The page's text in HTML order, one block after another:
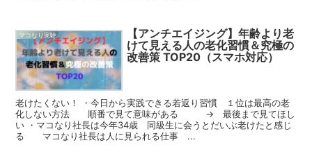
マコなり実験
【アンチエイジング】年齢より老
けて見える人の老化習慣＆究極の
改善策 TOP20（スマホ対応）
老けたくない！ ・今日から実践できる若返り習慣 １位は最高の老
化しない方法 順番で見て意味がある → 最後まで見てほし
い ・マコなり社長は今年34歳 同級生に会うとだいぶ老けたと感じ
る マコなり社長は人に見られる仕事 ...